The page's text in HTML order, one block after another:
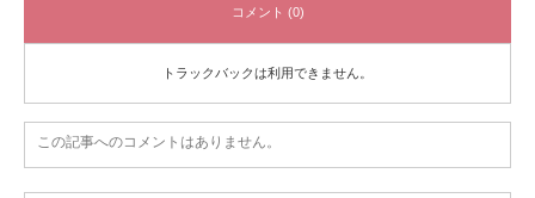
コメント (0)
トラックバックは利用できません。
この記事へのコメントはありません。